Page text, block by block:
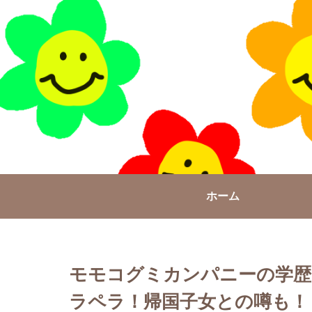
ホーム
モモコグミカンパニーの学
ラペラ！帰国子女との噂も！